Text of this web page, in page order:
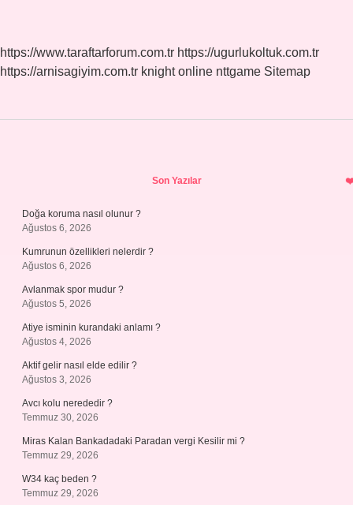
https://www.taraftarforum.com.tr https://ugurlukoltuk.com.tr
https://arnisagiyim.com.tr knight online nttgame Sitemap
Son Yazılar
Doğa koruma nasıl olunur ?
Ağustos 6, 2026
Kumrunun özellikleri nelerdir ?
Ağustos 6, 2026
Avlanmak spor mudur ?
Ağustos 5, 2026
Atiye isminin kurandaki anlamı ?
Ağustos 4, 2026
Aktif gelir nasıl elde edilir ?
Ağustos 3, 2026
Avcı kolu nerededir ?
Temmuz 30, 2026
Miras Kalan Bankadadaki Paradan vergi Kesilir mi ?
Temmuz 29, 2026
W34 kaç beden ?
Temmuz 29, 2026